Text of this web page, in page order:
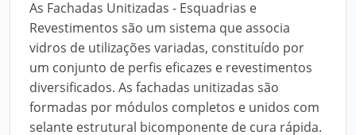
As Fachadas Unitizadas - Esquadrias e
Revestimentos são um sistema que associa
vidros de utilizações variadas, constituído por
um conjunto de perfis eficazes e revestimentos
diversificados. As fachadas unitizadas são
formadas por módulos completos e unidos com
selante estrutural bicomponente de cura rápida.